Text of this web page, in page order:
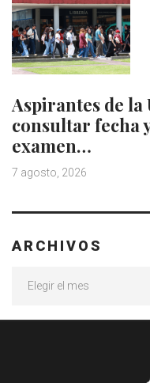
Aspirantes de la
consultar fecha
examen…
7 agosto, 2026
ARCHIVOS